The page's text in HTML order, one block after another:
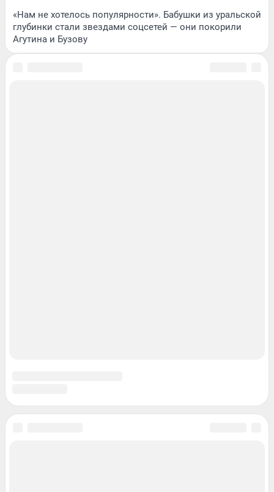
«Нам не хотелось популярности». Бабушки из уральской
глубинки стали звездами соцсетей — они покорили
Агутина и Бузову